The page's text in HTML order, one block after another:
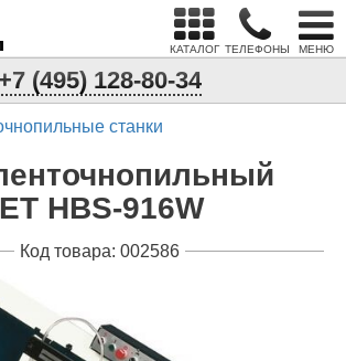
КАТАЛОГ ТЕЛЕФОНЫ МЕНЮ
+7 (495) 128-80-34
станки
HBS-916W
Код товара: 002586